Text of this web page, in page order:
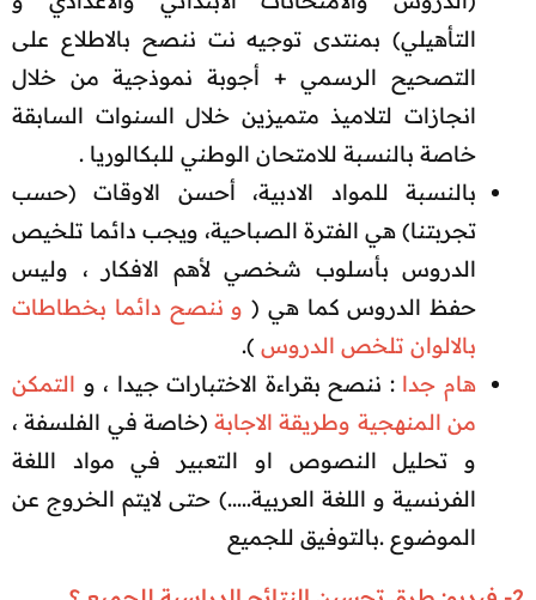
التأهيلي) بمنتدى توجيه نت ننصح بالاطلاع على
التصحيح الرسمي + أجوبة نموذجية من خلال
انجازات لتلاميذ متميزين خلال السنوات السابقة
خاصة بالنسبة للامتحان الوطني للبكالوريا .​
بالنسبة للمواد الادبية، أحسن الاوقات (حسب
تجربتنا) هي الفترة الصباحية، ويجب دائما تلخيص
الدروس بأسلوب شخصي لأهم الافكار ، وليس
حفظ الدروس كما هي ( و ننصح دائما بخطاطات
بالالوان تلخص الدروس ).​
هام جدا: ننصح بقراءة الاختبارات جيدا ، و التمكن
من المنهجية وطريقة الاجابة (خاصة في الفلسفة ،
و تحليل النصوص او التعبير في مواد اللغة
الفرنسية و اللغة العربية.....) حتى لايتم الخروج عن
الموضوع .بالتوفيق للجميع​